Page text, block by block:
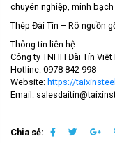
chuyên nghiệp, minh
Thép Đài Tín – Rõ nguồn
Thông tin liên hệ:
Công ty TNHH Đài Tín Việt
Hotline: 0978 842 998
Website: https://
Email:
Chia sẻ: